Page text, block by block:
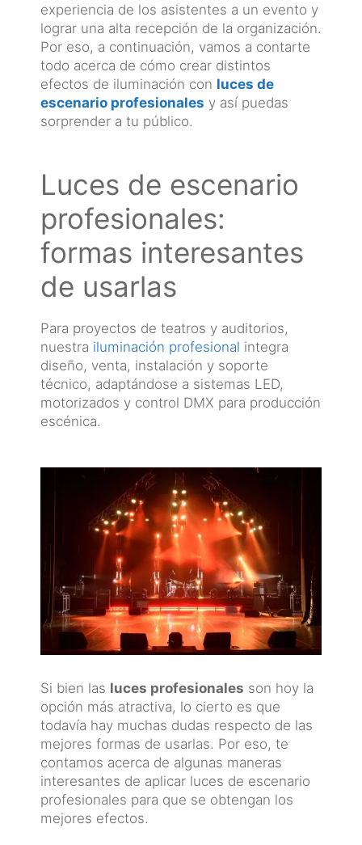
experiencia de los asistentes a un evento y
lograr una alta recepción de la organización.
Por eso, a continuación, vamos a contarte
todo acerca de cómo crear distintos
efectos de iluminación con luces de
escenario profesionales y así puedas
sorprender a tu público.
Luces de escenario
profesionales:
formas interesantes
de usarlas
Para proyectos de teatros y auditorios,
nuestra iluminación profesional integra
diseño, venta, instalación y soporte
técnico, adaptándose a sistemas LED,
motorizados y control DMX para producción
escénica.
Si bien las luces profesionales son hoy la
opción más atractiva, lo cierto es que
todavía hay muchas dudas respecto de las
mejores formas de usarlas. Por eso, te
contamos acerca de algunas maneras
interesantes de aplicar luces de escenario
profesionales para que se obtengan los
mejores efectos.